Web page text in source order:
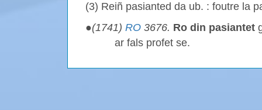
(3) Reiñ pasianted da ub. : foutre la
●(1741) RO 3676. Ro din pasiantet
ar fals profet se.